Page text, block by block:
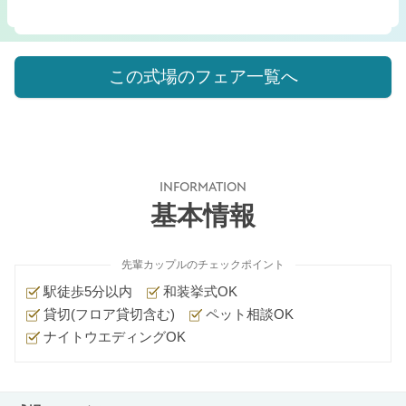
この式場のフェア一覧へ
INFORMATION
基本情報
先輩カップルのチェックポイント
駅徒歩5分以内
和装挙式OK
貸切(フロア貸切含む)
ペット相談OK
ナイトウエディングOK